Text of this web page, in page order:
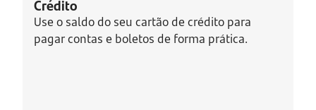
Crédito
Use o saldo do seu cartão de crédito para
pagar contas e boletos de forma prática.